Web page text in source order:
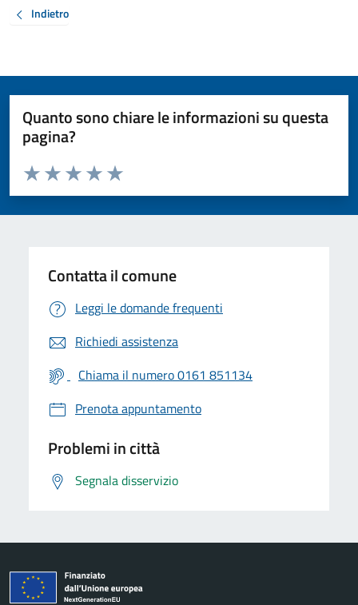
Indietro
Quanto sono chiare le informazioni su questa
pagina?
Valuta da 1 a 5 stelle la pagina
Valuta 5 stelle su 5
Valuta 4 stelle su 5
Valuta 3 stelle su 5
Valuta 2 stelle su 5
Valuta 1 stelle su 5
Contatta il comune
Leggi le domande frequenti
Richiedi assistenza
Chiama il numero 0161 851134
Prenota appuntamento
Problemi in città
Segnala disservizio